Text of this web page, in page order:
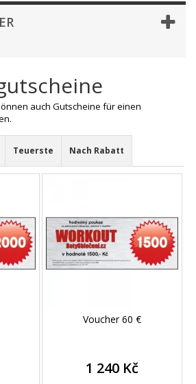
auch Gutscheine für einen
Teuerste Nach Rabatt
Voucher 60 €
1 240 Kč